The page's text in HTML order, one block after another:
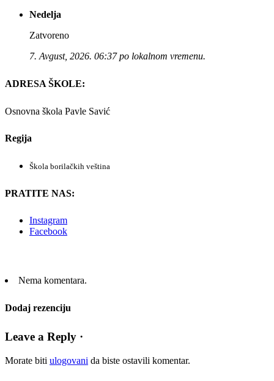
Nedelja
Zatvoreno
7. Avgust, 2026. 06:37 po lokalnom vremenu.
ADRESA ŠKOLE:
Osnovna škola Pavle Savić
Regija
Škola borilačkih veština
PRATITE NAS:
Instagram
Facebook
Nema komentara.
Dodaj rezenciju
Leave a Reply ·
Morate biti ulogovani da biste ostavili komentar.